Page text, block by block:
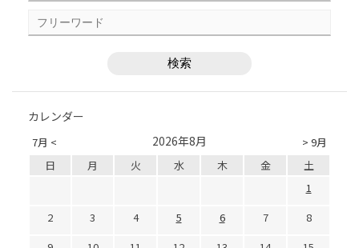
カレンダー
7月 < > 9月
2026年8月
日 月 火 水 木 金
土
1
2
3 4 5 6 7
8